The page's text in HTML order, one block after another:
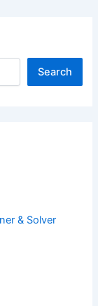
Search
& Solver